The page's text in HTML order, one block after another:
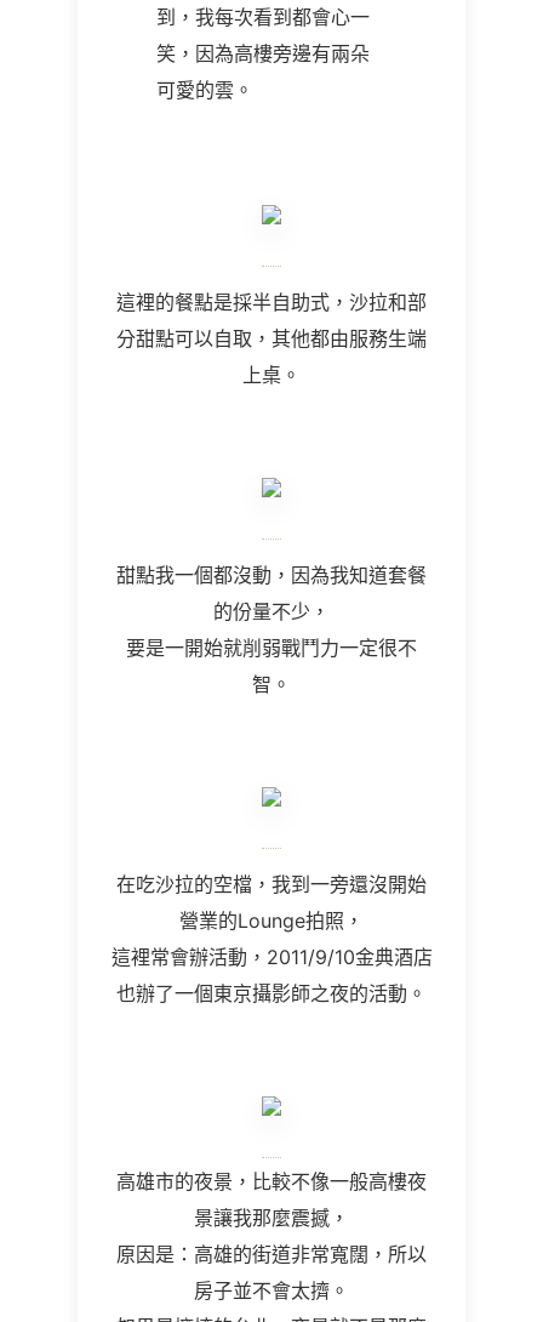
到，我每次看到都會心一
笑，因為高樓旁邊有兩朵
可愛的雲。
這裡的餐點是採半自助式，沙拉和部
分甜點可以自取，其他都由服務生端
上桌。
甜點我一個都沒動，因為我知道套餐
的份量不少，
要是一開始就削弱戰鬥力一定很不
智。
在吃沙拉的空檔，我到一旁還沒開始
營業的Lounge拍照，
這裡常會辦活動，2011/9/10金典酒店
也辦了一個東京攝影師之夜的活動。
高雄市的夜景，比較不像一般高樓夜
景讓我那麼震撼，
原因是：高雄的街道非常寬闊，所以
房子並不會太擠。